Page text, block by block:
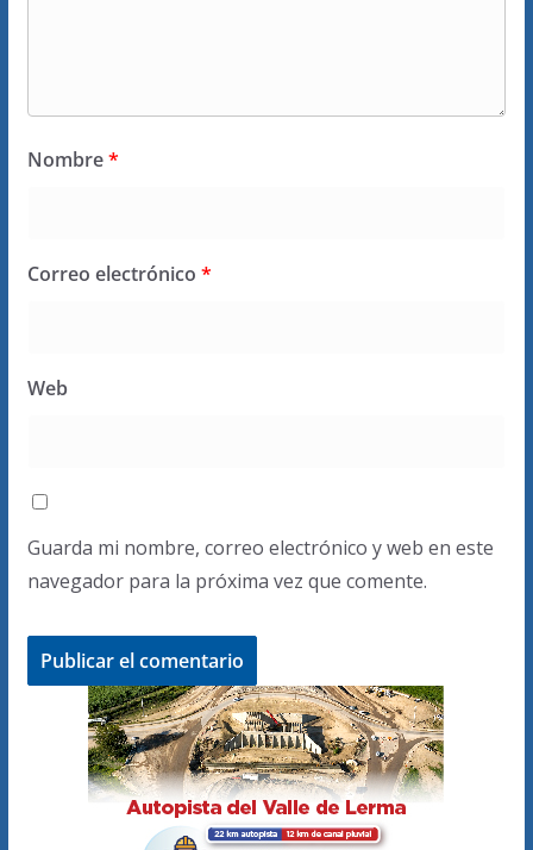
Nombre*
Correo electrónico *
Web
Guarda mi nombre, correo electrónico y web en este
navegador para la próxima vez que comente.